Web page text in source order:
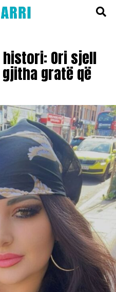
histori: Ori sjell
gratë që